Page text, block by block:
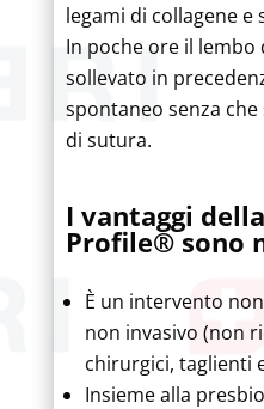
legami di collagene
In poche ore il
sollevato in
spontaneo senza
di sutura.
I vantaggi
Profile® sono
È un intervento
non invasivo (non
chirurgici, taglienti
Insieme alla